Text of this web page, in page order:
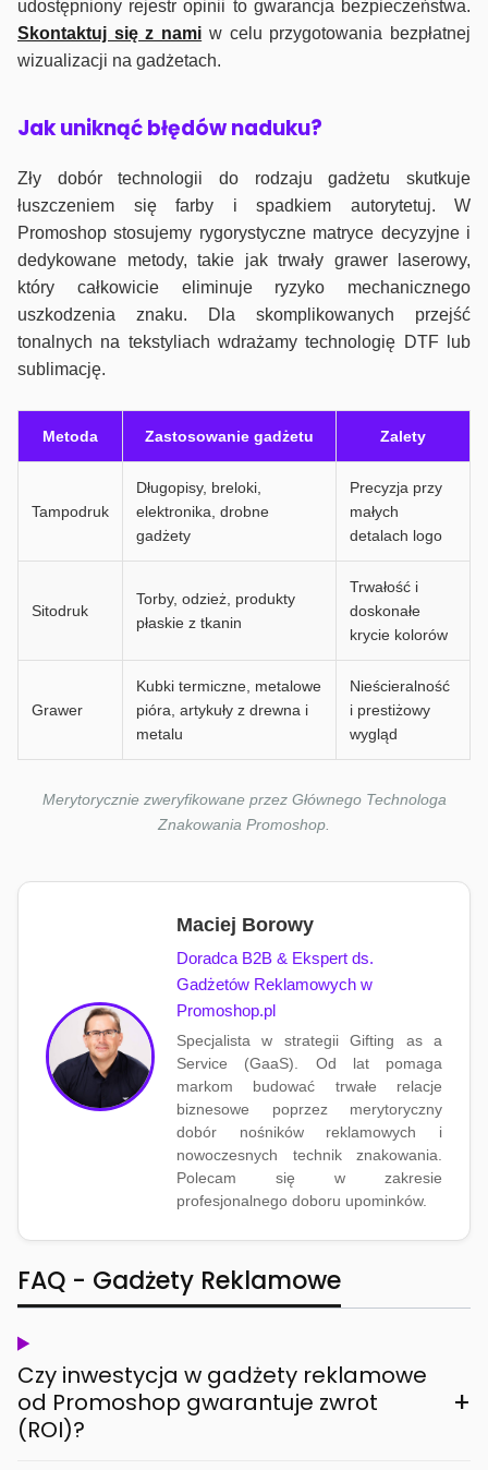
udostępniony rejestr opinii to gwarancja bezpieczeństwa.
Skontaktuj się z nami w celu przygotowania bezpłatnej
wizualizacji na gadżetach.
Jak uniknąć błędów naduku?
Zły dobór technologii do rodzaju gadżetu skutkuje
łuszczeniem się farby i spadkiem autorytetuj. W
Promoshop stosujemy rygorystyczne matryce decyzyjne i
dedykowane metody, takie jak trwały grawer laserowy,
który całkowicie eliminuje ryzyko mechanicznego
uszkodzenia znaku. Dla skomplikowanych przejść
tonalnych na tekstyliach wdrażamy technologię DTF lub
sublimację.
Metoda Zastosowanie gadżetu Zalety
Tampodruk
Długopisy, breloki,
elektronika, drobne
gadżety
Precyzja przy
małych
detalach logo
Sitodruk
Torby, odzież, produkty
płaskie z tkanin
Trwałość i
doskonałe
krycie kolorów
Grawer
Kubki termiczne, metalowe
pióra, artykuły z drewna i
metalu
Nieścieralność
i prestiżowy
wygląd
Merytorycznie zweryfikowane przez Głównego Technologa
Znakowania Promoshop.
Maciej Borowy
Doradca B2B & Ekspert ds.
Gadżetów Reklamowych w
Promoshop.pl
Specjalista w strategii Gifting as a
Service (GaaS). Od lat pomaga
markom budować trwałe relacje
biznesowe poprzez merytoryczny
dobór nośników reklamowych i
nowoczesnych technik znakowania.
Polecam się w zakresie
profesjonalnego doboru upominków.
FAQ - Gadżety Reklamowe
Czy inwestycja w gadżety reklamowe
od Promoshop gwarantuje zwrot
(ROI)?
+